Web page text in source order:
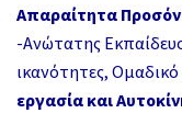
Απαραίτητα
-Ανώτατης
ικανότητες,
εργασία και